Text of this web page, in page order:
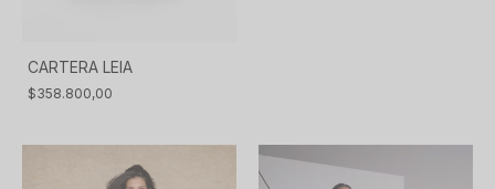
CARTERA LEIA
$358.800,00